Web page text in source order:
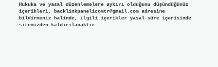
Hukuka ve yasal düzenlemelere aykırı olduğunu düşündüğünüz
içerikleri, backlinkpanelicomtr@gmail.comadresine
bildirmeniz halinde, ilgili içerikler yasal süre içerisinde
sitemizden kaldırılacaktır.